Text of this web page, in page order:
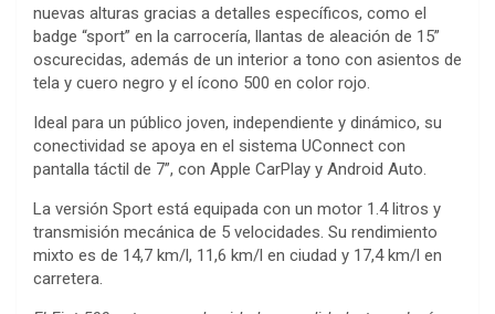
nuevas alturas gracias a detalles específicos, como el
badge “sport” en la carrocería, llantas de aleación de 15”
oscurecidas, además de un interior a tono con asientos de
tela y cuero negro y el ícono 500 en color rojo.
Ideal para un público joven, independiente y dinámico, su
conectividad se apoya en el sistema UConnect con
pantalla táctil de 7”, con Apple CarPlay y Android Auto.
La versión Sport está equipada con un motor 1.4 litros y
transmisión mecánica de 5 velocidades. Su rendimiento
mixto es de 14,7 km/l, 11,6 km/l en ciudad y 17,4 km/l en
carretera.